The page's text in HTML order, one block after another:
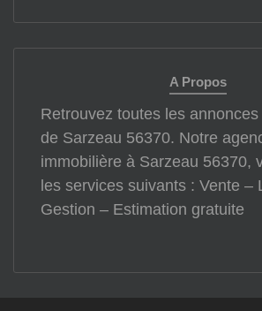
A Propos
Retrouvez toutes les
de Sarzeau 56370. Notre
immobilière à Sarzeau 56370,
les services suivants : Vente –
Gestion – Estimation gratuite